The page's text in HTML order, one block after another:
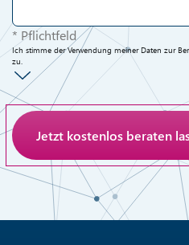
* Pflichtfeld
Ich stimme der Verwendung meiner Daten zur
zu.
Anti-Roboter-Verifizierung
Hier klicken